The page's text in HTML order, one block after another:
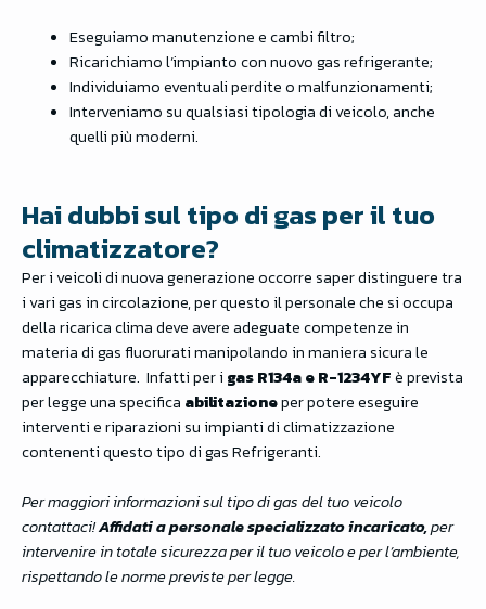
Eseguiamo manutenzione e cambi filtro;
Ricarichiamo l’impianto con nuovo gas refrigerante;
Individuiamo eventuali perdite o malfunzionamenti;
Interveniamo su qualsiasi tipologia di veicolo, anche
quelli più moderni.
Hai dubbi sul tipo di gas per il tuo
climatizzatore?
Per i veicoli di nuova generazione occorre saper distinguere tra
i vari gas in circolazione, per questo il personale che si occupa
della ricarica clima deve avere adeguate competenze in
materia di gas fluorurati manipolando in maniera sicura le
apparecchiature. Infatti per i gasR134a e R-1234YFè prevista
per legge una specifica abilitazioneper potere eseguire
interventi e riparazioni su impianti di climatizzazione
contenenti questo tipo di gas Refrigeranti.
Per maggiori informazioni sul tipo di gas del tuo veicolo
contattaci!Affidati a personale specializzato incaricato,per
intervenire in totale sicurezza per il tuo veicolo e per l’ambiente,
rispettando le norme previste per legge.